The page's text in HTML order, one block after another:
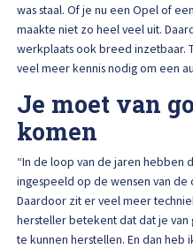
was staal. Of je nu een Opel of
maakte niet zo heel veel uit.
werkplaats ook breed inzetbaar.
veel meer kennis nodig om een
Je moet van
komen
“In de loop van de jaren hebben
ingespeeld op de wensen van de
Daardoor zit er veel meer
hersteller betekent dat dat je
te kunnen herstellen. En dan